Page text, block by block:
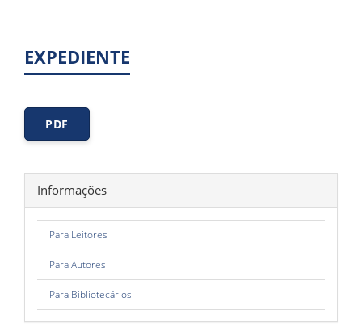
EXPEDIENTE
PDF
Informações
Para Leitores
Para Autores
Para Bibliotecários